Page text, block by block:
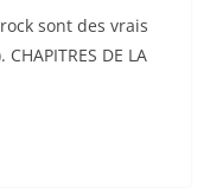
sont des vrais
DE LA